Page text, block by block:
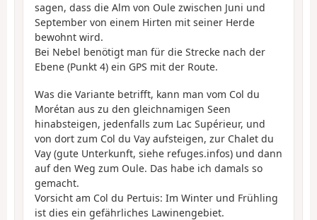
sagen, dass die Alm von Oule zwischen Juni und
September von einem Hirten mit seiner Herde
bewohnt wird.
Bei Nebel benötigt man für die Strecke nach der
Ebene (Punkt 4) ein GPS mit der Route.
Was die Variante betrifft, kann man vom Col du
Morétan aus zu den gleichnamigen Seen
hinabsteigen, jedenfalls zum Lac Supérieur, und
von dort zum Col du Vay aufsteigen, zur Chalet du
Vay (gute Unterkunft, siehe refuges.infos) und dann
auf den Weg zum Oule. Das habe ich damals so
gemacht.
Vorsicht am Col du Pertuis: Im Winter und Frühling
ist dies ein gefährliches Lawinengebiet.